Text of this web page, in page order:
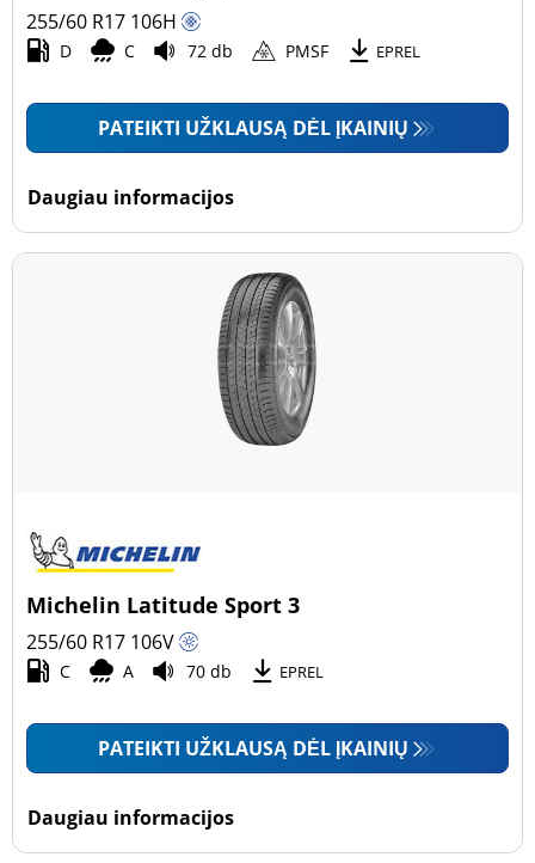
255/60 R17 106H
D C 72 db PMSF EPREL
PATEIKTI UŽKLAUSĄ DĖL ĮKAINIŲ
Daugiau informacijos
Michelin Latitude Sport 3
255/60 R17 106V
C A 70 db EPREL
PATEIKTI UŽKLAUSĄ DĖL ĮKAINIŲ
Daugiau informacijos